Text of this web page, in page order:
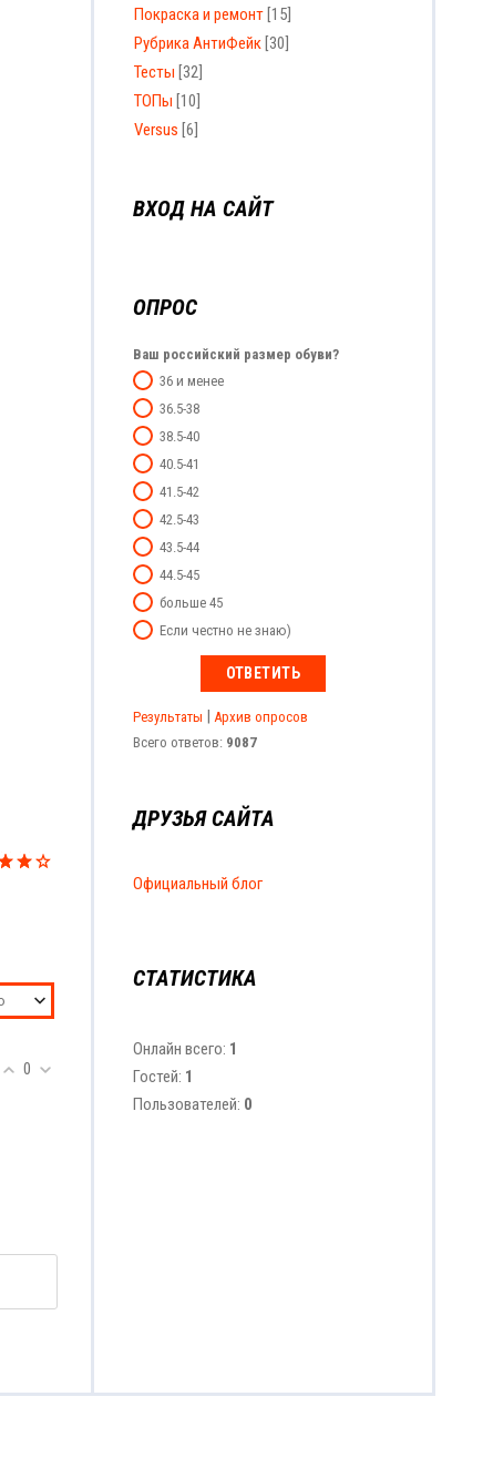
0
Покраска и ремонт [15]
Рубрика АнтиФейк [30]
Тесты [32]
ТОПы [10]
Versus [6]
ВХОД НА САЙТ
ОПРОС
Ваш российский размер обуви?
36 и менее
36.5-38
38.5-40
40.5-41
41.5-42
42.5-43
43.5-44
44.5-45
больше 45
Если честно не знаю)
Результаты | Архив опросов
Всего ответов: 9087
ДРУЗЬЯ САЙТА
Официальный блог
СТАТИСТИКА
Онлайн всего: 1
Гостей: 1
Пользователей: 0